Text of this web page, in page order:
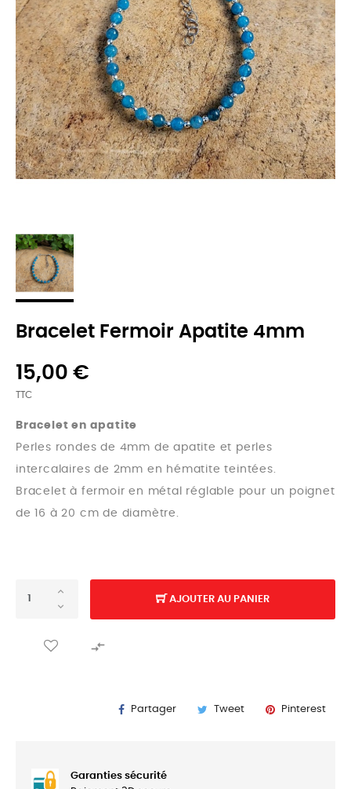
Bracelet Fermoir Apatite 4mm
15,00 €
TTC
Bracelet en apatite
Perles rondes de 4mm de apatite et perles
intercalaires de 2mm en hématite teintées.
Bracelet à fermoir en métal réglable pour un poignet
de 16 à 20 cm de diamètre.
AJOUTER AU PANIER

Partager Tweet Pinterest
Garanties sécurité